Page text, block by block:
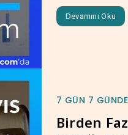
Devamını Oku
7 GÜN 7
Birden